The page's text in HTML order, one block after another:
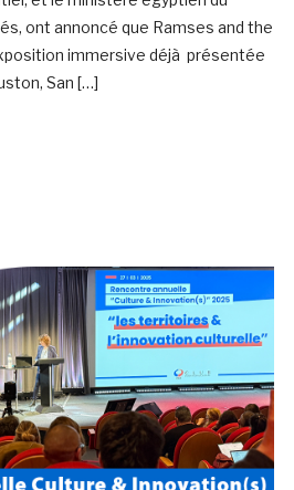
ont annoncé que Ramses and the
immersive déjà présentée
San […]